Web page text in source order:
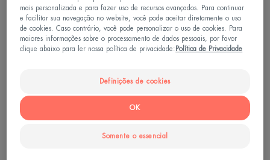
Uma microflora única:
Aquaphilus dolomiae
mais personalizada e para fazer uso de recursos avançados. Para continuar
e facilitar sua navegação no website, você pode aceitar diretamente o uso
de cookies. Caso contrário, você pode personalizar o uso de cookies. Para
maiores informações sobre o processamento de dados pessoais, por favor
clique abaixo para ler nossa política de privacidade: Política de Privacidade
Definições de cookies
Somente o essencial
OK